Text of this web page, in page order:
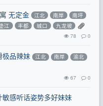
无定金 江北 南岸
南坪
江 丰都 城口 九龙坡
78 0
极品辣妹 江北 南岸
渝北
67 0
感听话姿势多好妹妹